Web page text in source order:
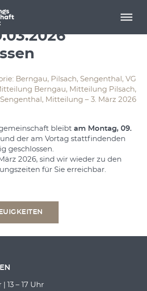
Berngau, Pilsach, Sengenthal, VG
Berngau, Mitteilung Pilsach,
Mitteilung – 3. März 2026
bleibt am Montag, 09.
der am Vortag stattfindenden
geschlossen.
2026, sind wir wieder zu den
für Sie erreichbar.
| 13 – 17 Uhr